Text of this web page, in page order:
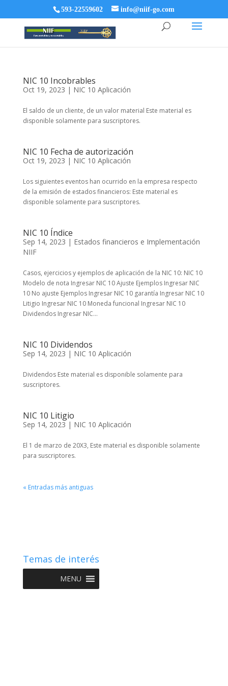
593-22559602 info@niif-go.com
NIC 10 Incobrables
Oct 19, 2023 | NIC 10 Aplicación
El saldo de un cliente, de un valor material Este material es
disponible solamente para suscriptores.
NIC 10 Fecha de autorización
Oct 19, 2023 | NIC 10 Aplicación
Los siguientes eventos han ocurrido en la empresa respecto
de la emisión de estados financieros: Este material es
disponible solamente para suscriptores.
NIC 10 Índice
Sep 14, 2023 | Estados financieros e Implementación
NIIF
Casos, ejercicios y ejemplos de aplicación de la NIC 10: NIC 10
Modelo de nota Ingresar NIC 10 Ajuste Ejemplos Ingresar NIC
10 No ajuste Ejemplos Ingresar NIC 10 garantía Ingresar NIC 10
Litigio Ingresar NIC 10 Moneda funcional Ingresar NIC 10
Dividendos Ingresar NIC...
NIC 10 Dividendos
Sep 14, 2023 | NIC 10 Aplicación
Dividendos Este material es disponible solamente para
suscriptores.
NIC 10 Litigio
Sep 14, 2023 | NIC 10 Aplicación
El 1 de marzo de 20X3, Este material es disponible solamente
para suscriptores.
« Entradas más antiguas
Temas de interés
MENU